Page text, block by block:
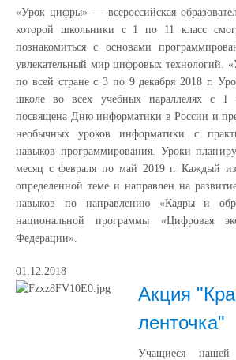
«Урок цифры» — всероссийская
которой школьники с 1 по 11 класс
познакомиться с основами
увлекательный мир цифровых технологий.
по всей стране с 3 по 9 декабря 2018 г.
школе во всех учебных параллелях с
посвящена Дню информатики в России и
необычных уроков информатики с
навыков программирования. Уроки
месяц с февраля по май 2019 г. Каждый
определенной теме и направлен на
навыков по направлению «Кадры и
национальной программы «Цифровая
Федерации».
01.12.2018
Акция
ленточка"
Учащиеся